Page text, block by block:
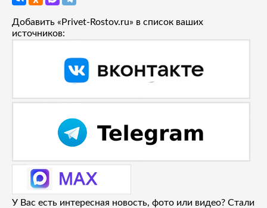
Добавить «Privet-Rostov.ru» в список ваших
источников:
У Вас есть интересная новость, фото или видео? Стали